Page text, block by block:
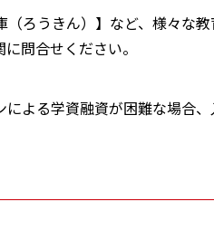
（ろうきん）】など、様々な
問合せください。
よる学資融資が困難な場合、